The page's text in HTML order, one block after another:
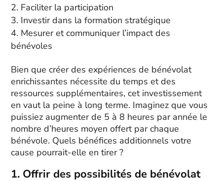
Faciliter la participation
Investir dans la formation stratégique
Mesurer et communiquer l’impact des
bénévoles
Bien que créer des expériences de bénévolat
enrichissantes nécessite du temps et des
ressources supplémentaires, cet investissement
en vaut la peine à long terme. Imaginez que vous
puissiez augmenter de 5 à 8 heures par année le
nombre d’heures moyen offert par chaque
bénévole. Quels bénéfices additionnels votre
cause pourrait-elle en tirer ?
1. Offrir des possibilités de bénévolat